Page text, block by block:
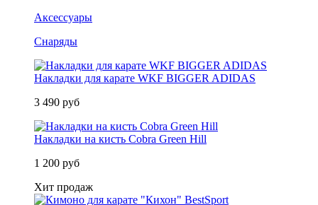
Аксессуары
Снаряды
Накладки для карате WKF BIGGER ADIDAS
3 490 руб
Накладки на кисть Cobra Green Hill
1 200 руб
Хит продаж